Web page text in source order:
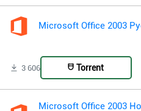
Microsoft Office 2003
3 606 Torrent
Microsoft Office 2003